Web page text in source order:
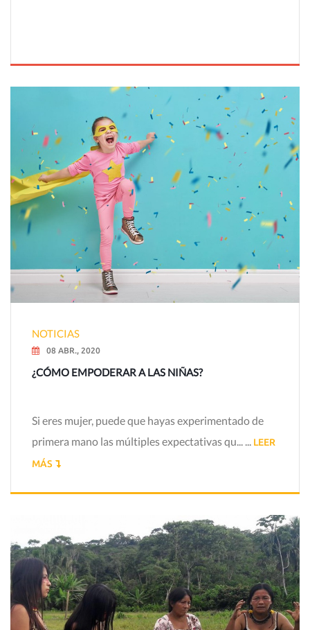
NOTICIAS
08 ABR., 2020
¿CÓMO EMPODERAR A LAS NIÑAS?
Si eres mujer, puede que hayas experimentado de
primera mano las múltiples expectativas qu... ... LEER
MÁS